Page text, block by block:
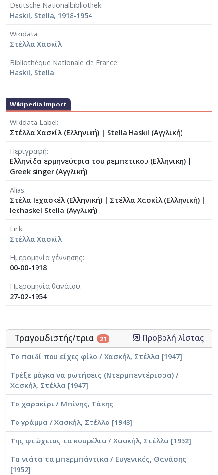
Deutsche Nationalbibliothek
Haskil, Stella, 1918-1954
Wikidata
Στέλλα Χασκίλ
Bibliothèque Nationale de France
Haskil, Stella
Wikipedia Import
Wikidata Label
Στέλλα Χασκίλ (Ελληνική) | Stella Haskil (Αγγλική)
Περιγραφή
Ελληνίδα ερμηνεύτρια του ρεμπέτικου (Ελληνική) |
Greek singer (Αγγλική)
Alias
Στέλα Ιεχασκέλ (Ελληνική) | Στέλλα Χασκίλ‎ (Ελληνική) |
Iechaskel Stella (Αγγλική)
Link
Στέλλα Χασκίλ
Ημερομηνία γέννησης
00-00-1918
Ημερομηνία θανάτου
27-02-1954
Τραγουδιστής/τρια 21 Προβολή λίστας
Το παιδί που είχες φίλο / Χασκήλ, Στέλλα [1947]
Τρέξε µάγκα να ρωτήσεις (Ντερµπεντέρισσα) /
Χασκήλ, Στέλλα [1947]
Το χαρακίρι / Μπίνης, Τάκης
Το γράμμα / Χασκήλ, Στέλλα [1948]
Της φτώχειας τα κουρέλια / Χασκήλ, Στέλλα [1952]
Τα νιάτα τα μπερμπάντικα / Ευγενικός, Θανάσης
[1952]